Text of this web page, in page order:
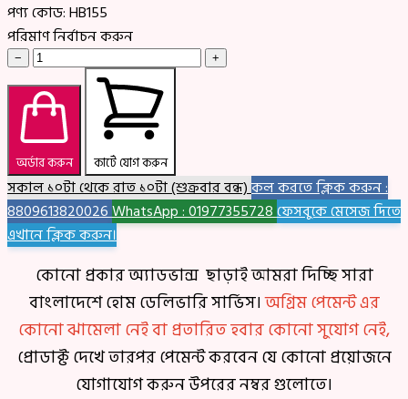
পণ্য কোড:HB155
পরিমাণ নির্বাচন করুন
− +
অর্ডার করুন কার্টে যোগ করুন
সকাল ১০টা থেকে রাত ১০টা (শুক্রবার বন্ধ)কল করতে ক্লিক করুন :
8809613820026WhatsApp : 01977355728ফেসবুকে মেসেজ দিতে
এখানে ক্লিক করুন।
কোনো প্রকার অ্যাডভান্স ছাড়াই আমরা দিচ্ছি সারা
বাংলাদেশে হোম ডেলিভারি সার্ভিস।অগ্রিম পেমেন্ট এর
কোনো ঝামেলা নেই বা প্রতারিত হবার কোনো সুযোগ নেই,
প্রোডাক্ট দেখে তারপর পেমেন্ট করবেন যে কোনো প্রয়োজনে
যোগাযোগ করুন উপরের নম্বর গুলোতে।